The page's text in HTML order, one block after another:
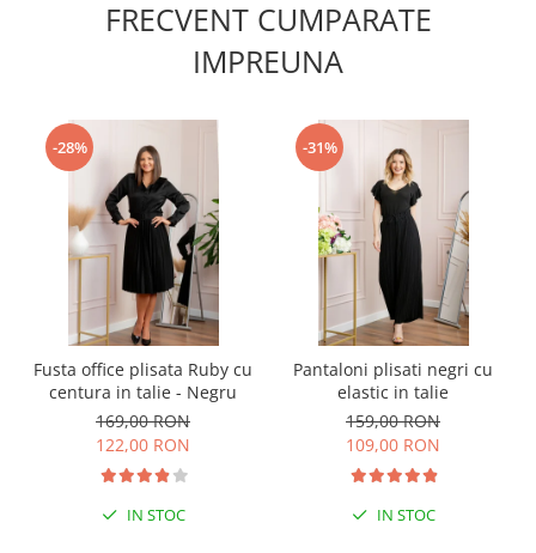
FRECVENT CUMPARATE
IMPREUNA
-28%
Fusta office plisata Ruby cu
centura in talie - Negru
169,00 RON
122,00 RON
IN STOC
-31%
Pantaloni plisati negri cu
elastic in talie
159,00 RON
109,00 RON
IN STOC